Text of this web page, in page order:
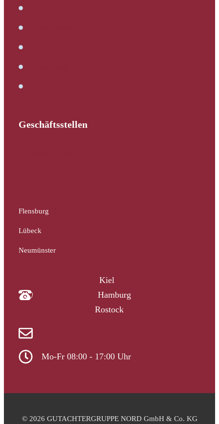
Geschäftsstellen
Flensburg
Lübeck
Neumünster
Kiel
Hamburg
Rostock
Mo-Fr 08:00 - 17:00 Uhr
© 2026 GUTACHTERGRUPPE NORD GmbH & Co. KG